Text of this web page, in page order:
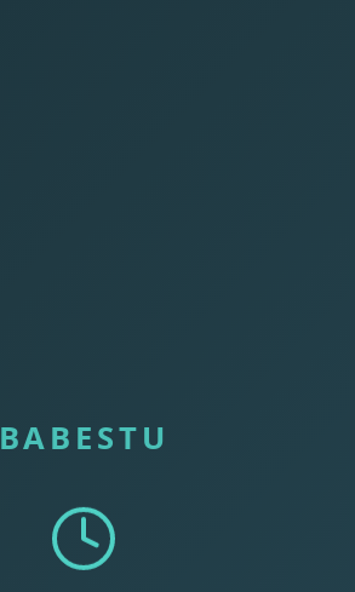
BABESTU